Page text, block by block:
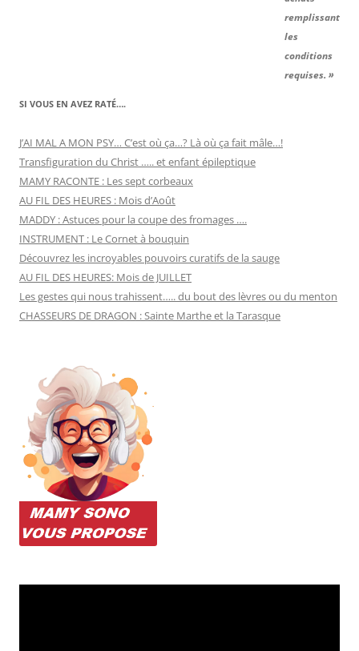
remplissant
les
conditions
requises. »
SI VOUS EN AVEZ RATÉ….
J’AI MAL A MON PSY… C’est où ça…? Là où ça fait mâle…!
Transfiguration du Christ ….. et enfant épileptique
MAMY RACONTE : Les sept corbeaux
AU FIL DES HEURES : Mois d’Août
MADDY : Astuces pour la coupe des fromages ….
INSTRUMENT : Le Cornet à bouquin
Découvrez les incroyables pouvoirs curatifs de la sauge
AU FIL DES HEURES: Mois de JUILLET
Les gestes qui nous trahissent….. du bout des lèvres ou du menton
CHASSEURS DE DRAGON : Sainte Marthe et la Tarasque